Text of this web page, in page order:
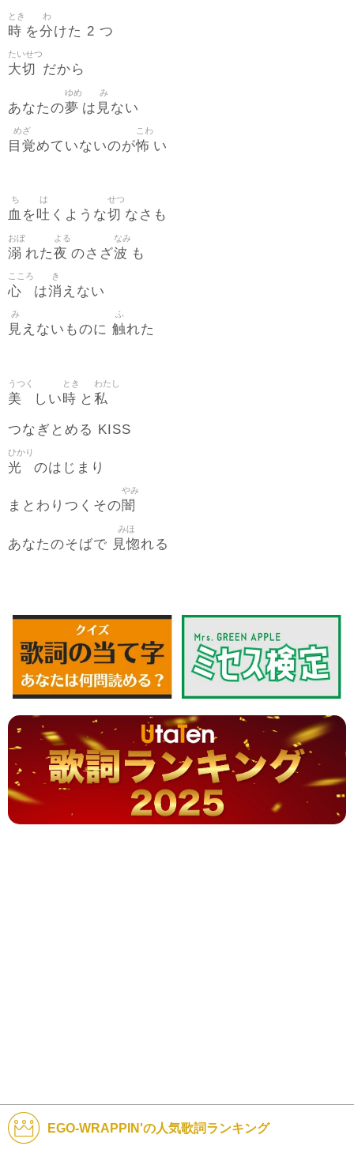
時
とき
を分
わ
けた 2 つ
大切
たいせつ
だから
あなたの夢
ゆめ
は 見
み
ない
目覚
めざ
めていないのが怖
こわ
い
血
ち
を吐
は
くような切
せつ
なさも
溺
おぼ
れた夜
よる
のさざ波
なみ
も
心
こころ
は消
き
えない
見
み
えないものに 触
ふ
れた
美
うつく
しい時
とき
と 私
わたし
つなぎとめる KISS
光
ひかり
のはじまり
まとわりつくその闇
やみ
あなたのそばで 見惚
みほ
れる
EGO-WRAPPIN'の人気歌詞ランキング